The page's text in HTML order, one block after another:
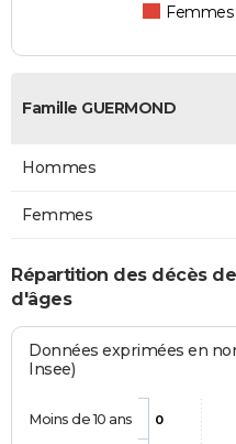
Femmes
Famille GUERMOND
Hommes
Femmes
Répartition des décès
d'âges
Données exprimées en
Insee)
0
Moins de 10 ans